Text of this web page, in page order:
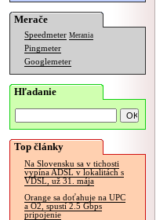
Merače
Speedmeter Merania
Pingmeter
Googlemeter
Hľadanie
Top články
Na Slovensku sa v tichosti
vypína ADSL v lokalitách s
VDSL, už 31. mája
Orange sa doťahuje na UPC
a O2, spustí 2.5 Gbps
pripojenie